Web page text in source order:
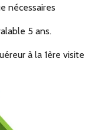
nécessaires
5 ans.
à la 1ère visite